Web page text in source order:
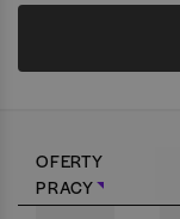
OFERTY
PRACY